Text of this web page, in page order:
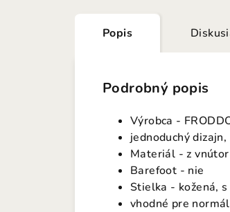
Popis
Podrobný popis
Výrobca -
jednoduchý
Materiál -z
Barefoot - nie
Stielka - kožená,
vhodné pre